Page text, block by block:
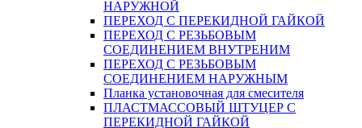
НАРУЖНОЙ
ПЕРЕХОД С ПЕРЕКИДНОЙ ГАЙКОЙ
ПЕРЕХОД С РЕЗЬБОВЫМ
СОЕДИНЕНИЕМ ВНУТРЕНИМ
ПЕРЕХОД С РЕЗЬБОВЫМ
СОЕДИНЕНИЕМ НАРУЖНЫМ
Планка установочная для смесителя
ПЛАСТМАССОВЫЙ ШТУЦЕР С
ПЕРЕКИДНОЙ ГАЙКОЙ